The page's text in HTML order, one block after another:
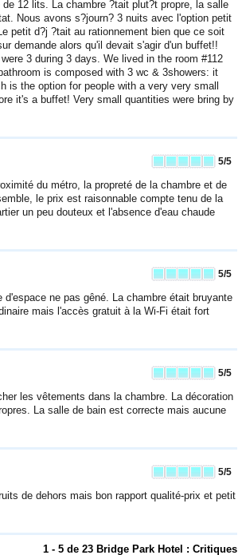
12 lits. La chambre ?tait plut?t propre, la salle
Nous avons s?journ? 3 nuits avec l'option petit
petit d?j ?tait au rationnement bien que ce soit
demande alors qu'il devait s'agir d'un buffet!!
3 during 3 days. We lived in the room #112
is composed with 3 wc & 3showers: it
is the option for people with a very very small
it's a buffet! Very small quantities were bring by
5/5
du métro, la propreté de la chambre et de
le prix est raisonnable compte tenu de la
un peu douteux et l'absence d'eau chaude
5/5
ne pas gêné. La chambre était bruyante
mais l'accès gratuit à la Wi-Fi était fort
5/5
les vêtements dans la chambre. La décoration
La salle de bain est correcte mais aucune
5/5
de dehors mais bon rapport qualité-prix et petit
1 - 5 de 23 Bridge Park Hotel : Critiques